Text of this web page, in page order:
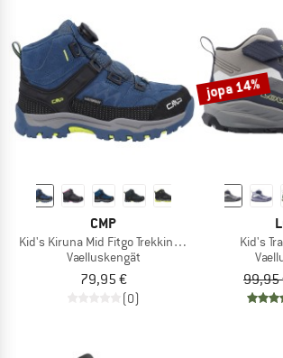
CMP
Kid's Kiruna Mid Fitgo Trekking Shoes WP
Vaelluskengät
79,95 €
(0)
jopa 14%
Kid's
99,95